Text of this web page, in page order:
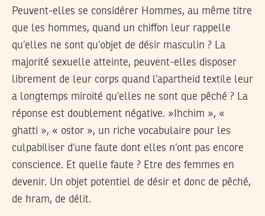
Peuvent-elles se considérer Hommes, au même titre
que les hommes, quand un chiffon leur rappelle
qu’elles ne sont qu’objet de désir masculin ? La
majorité sexuelle atteinte, peuvent-elles disposer
librement de leur corps quand l’apartheid textile leur
a longtemps miroité qu’elles ne sont que pêché ? La
réponse est doublement négative. »Ihchim », «
ghatti », « ostor », un riche vocabulaire pour les
culpabiliser d’une faute dont elles n’ont pas encore
conscience. Et quelle faute ? Etre des femmes en
devenir. Un objet potentiel de désir et donc de pêché,
de hram, de délit.